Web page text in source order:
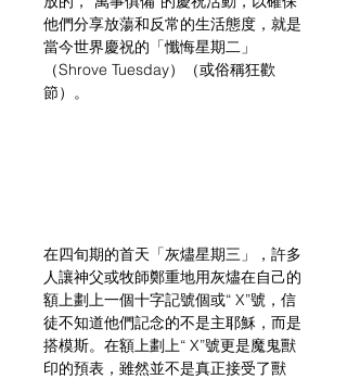
他們分享放蕩和反常的生活態度，就是
當今世界慶祝的「懺悔星期二」
（Shrove Tuesday）（或俗稱狂歡
節）。
在四旬期的首天「灰燼星期三」，許多
人讓神父或牧師鄭重地用灰燼在自己的
額上劃上一個十字記號個或“ X”號，信
徒不知道他們記念的不是主耶穌，而是
搭模斯。在額上劃上“ X”號更是魔鬼獸
印的預表，雖然並不是真正接受了獸